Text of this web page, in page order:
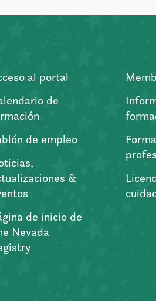
al portal
de
de empleo
&
de inicio de
Nevada